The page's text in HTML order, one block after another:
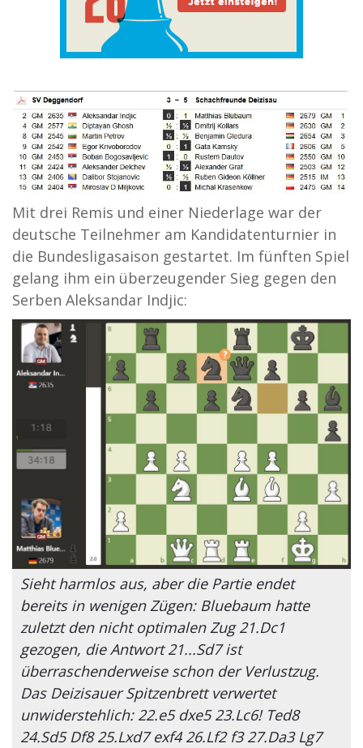
Mit drei Remis und einer Niederlage war der
deutsche Teilnehmer am Kandidatenturnier in
die Bundesligasaison gestartet. Im fünften Spiel
gelang ihm ein überzeugender Sieg gegen den
Serben Aleksandar Indjic:
Sieht harmlos aus, aber die Partie endet
bereits in wenigen Zügen: Bluebaum hatte
zuletzt den nicht optimalen Zug 21.Dc1
gezogen, die Antwort 21...Sd7 ist
überraschenderweise schon der Verlustzug.
Das Deizisauer Spitzenbrett verwertet
unwiderstehlich: 22.e5 dxe5 23.Lc6! Ted8
24.Sd5 Df8 25.Lxd7 exf4 26.Lf2 f3 27.Da3 Lg7